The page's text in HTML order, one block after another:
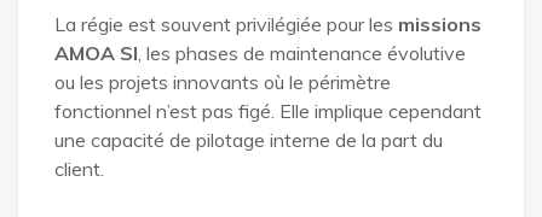
La régie est souvent privilégiée pour les missions
AMOA SI , les phases de maintenance évolutive
ou les projets innovants où le périmètre
fonctionnel n’est pas figé. Elle implique cependant
une capacité de pilotage interne de la part du
client.